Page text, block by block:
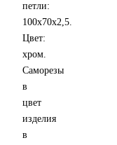
петли:
100x70x2,5.
Цвет:
хром.
Саморезы
в
цвет
изделия
в